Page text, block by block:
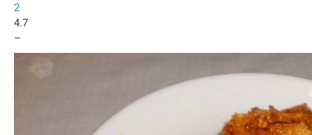
2
4.7
–